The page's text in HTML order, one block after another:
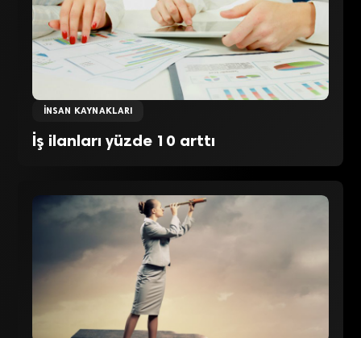
İNSAN KAYNAKLARI
İş ilanları yüzde 10 arttı